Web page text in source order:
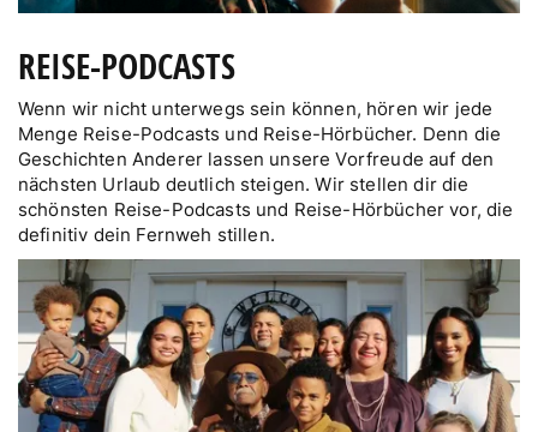
REISE-PODCASTS
Wenn wir nicht unterwegs sein können, hören wir jede
Menge Reise-Podcasts und Reise-Hörbücher. Denn die
Geschichten Anderer lassen unsere Vorfreude auf den
nächsten Urlaub deutlich steigen. Wir stellen dir die
schönsten Reise-Podcasts und Reise-Hörbücher vor, die
definitiv dein Fernweh stillen.